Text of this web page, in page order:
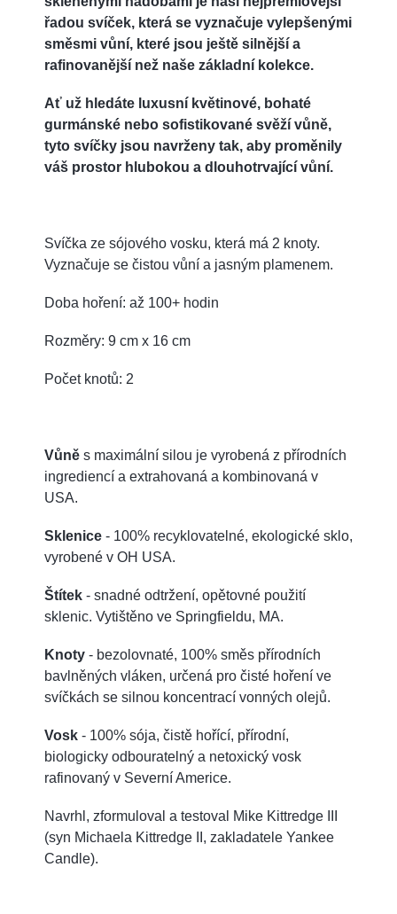
řadou svíček, která se vyznačuje vylepšenými
směsmi vůní, které jsou ještě silnější a
rafinovanější než naše základní kolekce.
Ať už hledáte luxusní květinové, bohaté
gurmánské nebo sofistikované svěží vůně,
tyto svíčky jsou navrženy tak, aby proměnily
váš prostor hlubokou a dlouhotrvající vůní.
Svíčka ze sójového vosku, která má 2 knoty.
Vyznačuje se čistou vůní a jasným plamenem.
Doba hoření: až 100+ hodin
Rozměry: 9 cm x 16 cm
Počet knotů: 2
Vůně s maximální silou je vyrobená z přírodních
ingrediencí a extrahovaná a kombinovaná v
USA.
Sklenice - 100% recyklovatelné, ekologické sklo,
vyrobené v OH USA.
Štítek - snadné odtržení, opětovné použití
sklenic. Vytištěno ve Springfieldu, MA.
Knoty - bezolovnaté, 100% směs přírodních
bavlněných vláken, určená pro čisté hoření ve
svíčkách se silnou koncentrací vonných olejů.
Vosk - 100% sója, čistě hořící, přírodní,
biologicky odbouratelný a netoxický vosk
rafinovaný v Severní Americe.
Navrhl, zformuloval a testoval Mike Kittredge III
(syn Michaela Kittredge II, zakladatele Yankee
Candle).